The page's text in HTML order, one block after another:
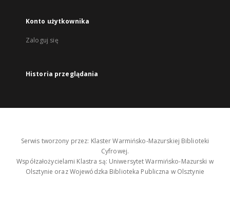
Konto użytkownika
Zaloguj się
Historia przeglądania
Serwis tworzony przez: Klaster Warmińsko-Mazurskiej Biblioteki
Cyfrowej.
Współzałożycielami Klastra są: Uniwersytet Warmińsko-Mazurski w
Olsztynie oraz Wojewódzka Biblioteka Publiczna w Olsztynie